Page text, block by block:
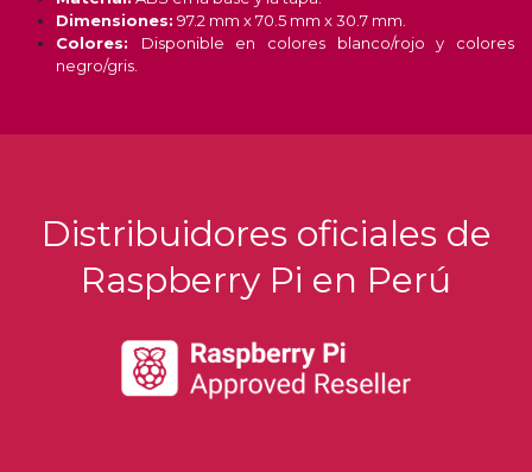
Dimensiones: 97.2 mm x 70.5 mm x 30.7 mm.
Colores:
Disponible en colores blanco/rojo y colores
negro/gris.
Distribuidores oficiales de
Raspberry Pi en Perú